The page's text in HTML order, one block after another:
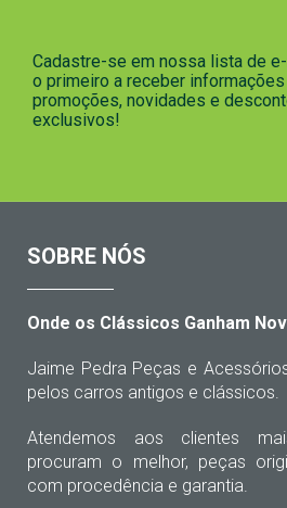
Cadastre-se em nossa lista de
o primeiro a receber
promoções, novidades e
exclusivos!
SOBRE NÓS
Onde os Clássicos Ganham
Jaime Pedra Peças e
pelos carros antigos e clássicos.
Atendemos aos clientes
procuram o melhor, peças
com procedência e garantia.